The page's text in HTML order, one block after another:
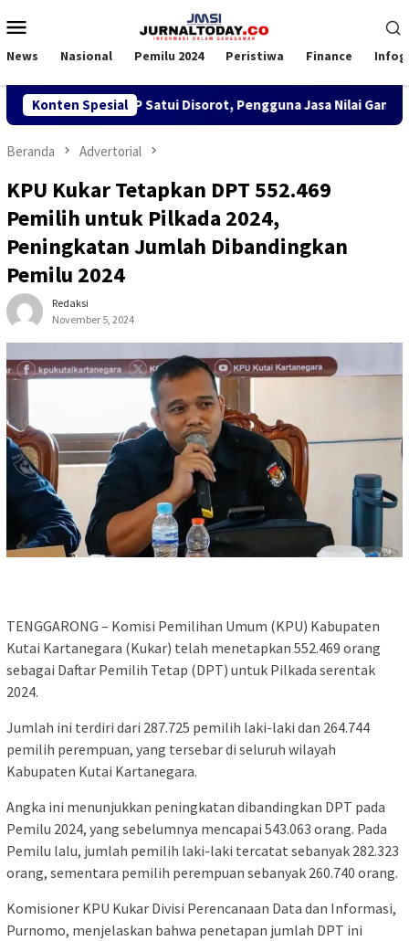
ke
Mobile
News Nasional Pemilu 2024 Peristiwa Finance
Konten Spesial
TKBM di KSOP Satui Disorot, Pengguna Jasa Nilai Ganggu
Beranda Advertorial
KPU Kukar Tetapkan DPT 552.469
Pemilih untuk Pilkada 2024,
Peningkatan Jumlah Dibandingkan
Pemilu 2024
Redaksi
November 5, 2024
TENGGARONG – Komisi Pemilihan Umum (KPU) Kabupaten
Kutai Kartanegara (Kukar) telah menetapkan 552.469 orang
sebagai Daftar Pemilih Tetap (DPT) untuk Pilkada serentak
2024.
Jumlah ini terdiri dari 287.725 pemilih laki-laki dan 264.744
pemilih perempuan, yang tersebar di seluruh wilayah
Kabupaten Kutai Kartanegara.
Angka ini menunjukkan peningkatan dibandingkan DPT pada
Pemilu 2024, yang sebelumnya mencapai 543.063 orang. Pada
Pemilu lalu, jumlah pemilih laki-laki tercatat sebanyak 282.323
orang, sementara pemilih perempuan sebanyak 260.740 orang.
Komisioner KPU Kukar Divisi Perencanaan Data dan Informasi,
Purnomo, menjelaskan bahwa penetapan jumlah DPT ini